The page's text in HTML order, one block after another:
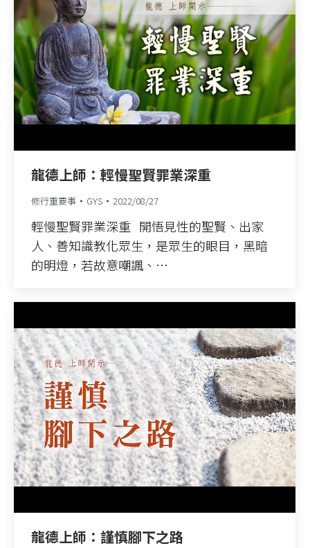
龍德上師：輕慢聖賢罪業深重
修行重要事 GYS 2022/08/27
輕慢聖賢罪業深重 開悟見性的聖賢、出家
人、善知識教化眾生，是眾生的眼目，黑暗
的明燈，若故意嘲諷、…
龍德上師：謹慎腳下之路